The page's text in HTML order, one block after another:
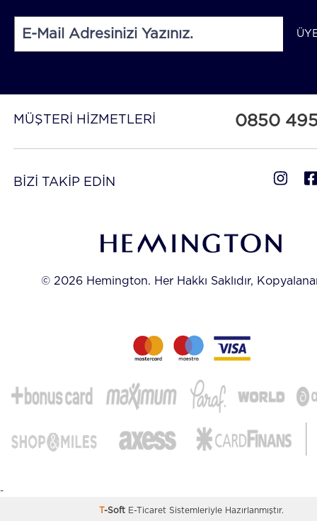
MÜŞTERİ HİZMETLERİ 0850
BİZİ TAKİP EDİN
© 2026 Hemington. Her Hakkı Saklıdır,
-
T-Soft E-TicaretSistemleriyle Hazırlanmıştır.